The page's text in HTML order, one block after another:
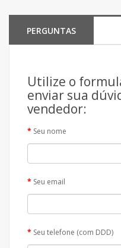
PERGUNTAS
Utilize o
enviar sua
vendedor:
Seu nome
Seu email
Seu telefone (com DDD)